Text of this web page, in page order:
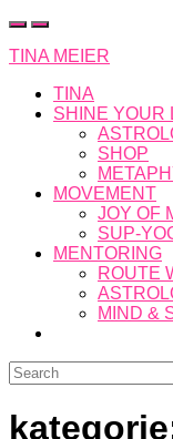
Skip
content
TINA MEIER
TINA
SHINE YOUR
SHOP
MOVEMENT
JOY OF
SUP-
MENTORING
ROUTE
MIND &
Search
for: